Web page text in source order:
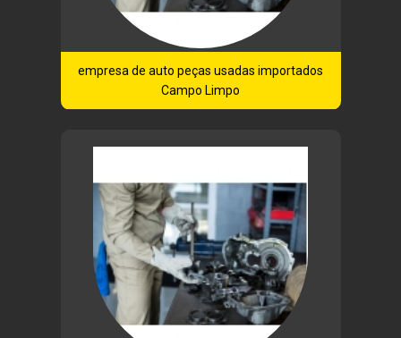
empresa de auto peças usadas importados
Campo Limpo